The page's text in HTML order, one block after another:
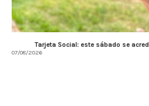
Tarjeta Social: este sábado se
07/08/2026